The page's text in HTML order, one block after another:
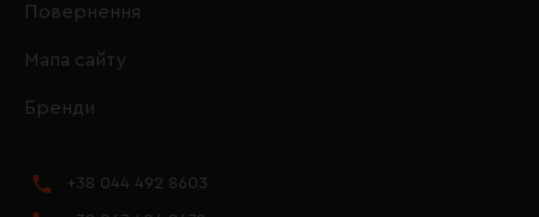
Повернення
Мапа сайту
Бренди
+38 044 492 8603